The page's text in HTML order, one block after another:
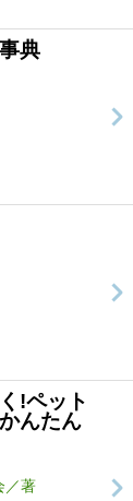
典
!ペット
んたん
／著